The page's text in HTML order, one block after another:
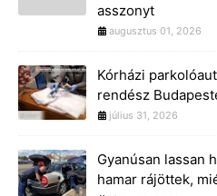
asszonyt
augusztus 01, 2026
Kórházi
rendész
július 31, 2026
Gyanúsan lassan
hamar rájöttek,